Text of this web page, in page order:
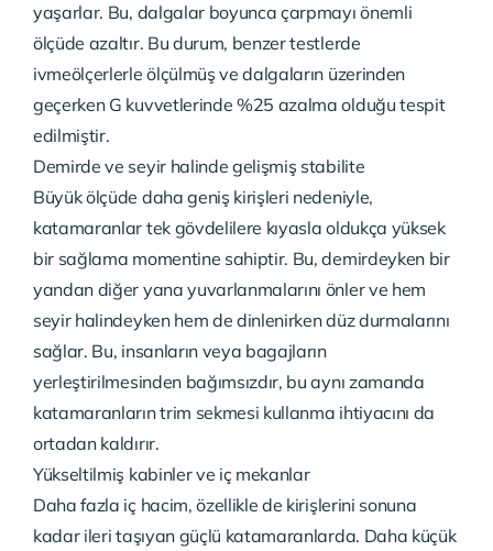
yaşarlar. Bu, dalgalar boyunca çarpmayı önemli
ölçüde azaltır. Bu durum, benzer testlerde
ivmeölçerlerle ölçülmüş ve dalgaların üzerinden
geçerken G kuvvetlerinde %25 azalma olduğu tespit
edilmiştir.
Demirde ve seyir halinde gelişmiş stabilite
Büyük ölçüde daha geniş kirişleri nedeniyle,
katamaranlar tek gövdelilere kıyasla oldukça yüksek
bir sağlama momentine sahiptir. Bu, demirdeyken bir
yandan diğer yana yuvarlanmalarını önler ve hem
seyir halindeyken hem de dinlenirken düz durmalarını
sağlar. Bu, insanların veya bagajların
yerleştirilmesinden bağımsızdır, bu aynı zamanda
katamaranların trim sekmesi kullanma ihtiyacını da
ortadan kaldırır.
Yükseltilmiş kabinler ve iç mekanlar
Daha fazla iç hacim, özellikle de kirişlerini sonuna
kadar ileri taşıyan güçlü katamaranlarda. Daha küçük